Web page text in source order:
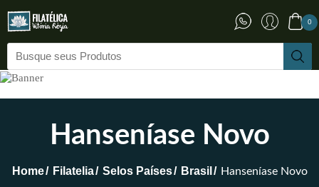
0
Hanseníase Novo
Home Filatelia Selos Países Brasil Hanseníase Novo